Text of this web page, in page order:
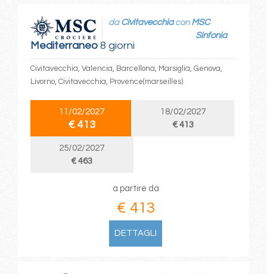
Mediterraneo8 giorni
da Civitavecchiacon MSC
Sinfonia
Civitavecchia, Valencia, Barcellona, Marsiglia, Genova,
Livorno, Civitavecchia, Provence(marseilles)
11/02/2027
€ 413
18/02/2027
€ 413
25/02/2027
€ 463
a partire da
€ 413
DETTAGLI